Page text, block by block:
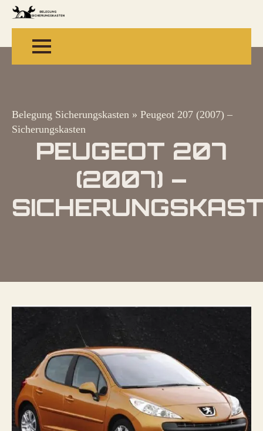
Belegung Sicherungskasten » Peugeot 207 (2007) –
Sicherungskasten
PEUGEOT 207
(2007) –